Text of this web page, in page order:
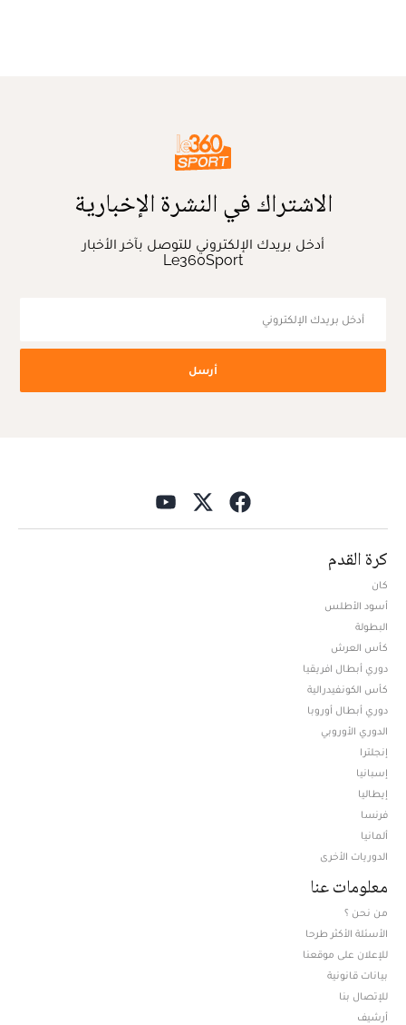
الاشتراك في النشرة الإخبارية
أدخل بريدك الإلكتروني للتوصل بآخر الأخبار
Le360Sport
أرسل
كرة القدم
كان
أسود الأطلس
البطولة
كأس العرش
دوري أبطال افريقيا
كأس الكونفيدرالية
دوري أبطال أوروبا
الدوري الأوروبي
إنجلترا
إسبانيا
إيطاليا
فرنسا
ألمانيا
الدوريات الأخرى
معلومات عنا
من نحن ؟
الأسئلة الأكثر طرحا
للإعلان على موقعنا
بيانات قانونية
للإتصال بنا
أرشيف